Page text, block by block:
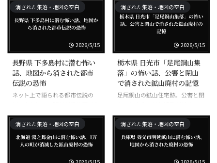
消された集落・地図の空白
2026/5/15
長野県 下多島村に潜む怖い
話、地図から消された都市
伝説の恐怖
ネット上で語られる都市伝説の
数。
消された集落・地図の空白
2026/5/15
栃木県 日光市「足尾銅山集
落」の怖い話、公害と閉山
で消された鉱山廃村の記憶
足尾銅山の鉱山住宅跡。公害と閉
消された集落・地図の空白
2026/5/15
消された集落・地図の空白
2026/5/15